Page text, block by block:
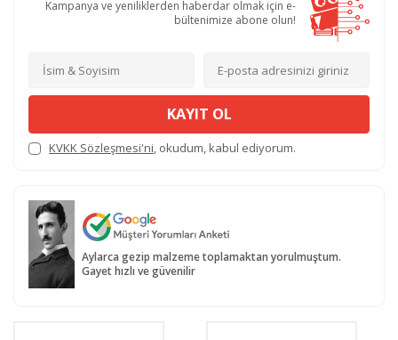
Kampanya ve yeniliklerden haberdar olmak için e-
bültenimize abone olun!
KAYIT OL
KVKK Sözleşmesi'ni, okudum, kabul ediyorum.
Aylarca gezip malzeme toplamaktan yorulmuştum.
Gayet hızlı ve güvenilir